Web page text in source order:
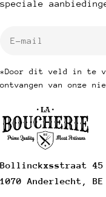
Bollinckxsstraat 45
1070 Anderlecht, BE
speciale
*Door dit veld in te
ontvangen van onze